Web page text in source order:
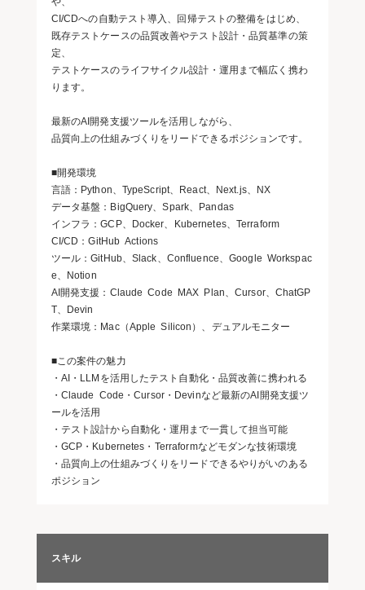
CI/CDへの自動テスト導入、回帰テストの整備をはじめ、
既存テストケースの品質改善やテスト設計・品質基準の策
定、
テストケースのライフサイクル設計・運用まで幅広く携わ
ります。
最新のAI開発支援ツールを活用しながら、
品質向上の仕組みづくりをリードできるポジションです。
■開発環境
言語：Python、TypeScript、React、Next.js、NX
データ基盤：BigQuery、Spark、Pandas
インフラ：GCP、Docker、Kubernetes、Terraform
CI/CD：GitHub Actions
ツール：GitHub、Slack、Confluence、Google Workspac
e、Notion
AI開発支援：Claude Code MAX Plan、Cursor、ChatGP
T、Devin
作業環境：Mac（Apple Silicon）、デュアルモニター
■この案件の魅力
・AI・LLMを活用したテスト自動化・品質改善に携われる
・Claude Code・Cursor・Devinなど最新のAI開発支援ツ
ールを活用
・テスト設計から自動化・運用まで一貫して担当可能
・GCP・Kubernetes・Terraformなどモダンな技術環境
・品質向上の仕組みづくりをリードできるやりがいのある
ポジション
スキル